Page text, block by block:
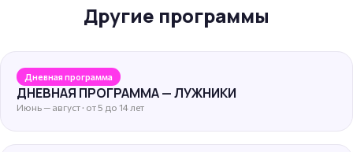
Другие программы
Дневная программа
ДНЕВНАЯ ПРОГРАММА — ЛУЖНИКИ
Июнь — август · от 5 до 14 лет